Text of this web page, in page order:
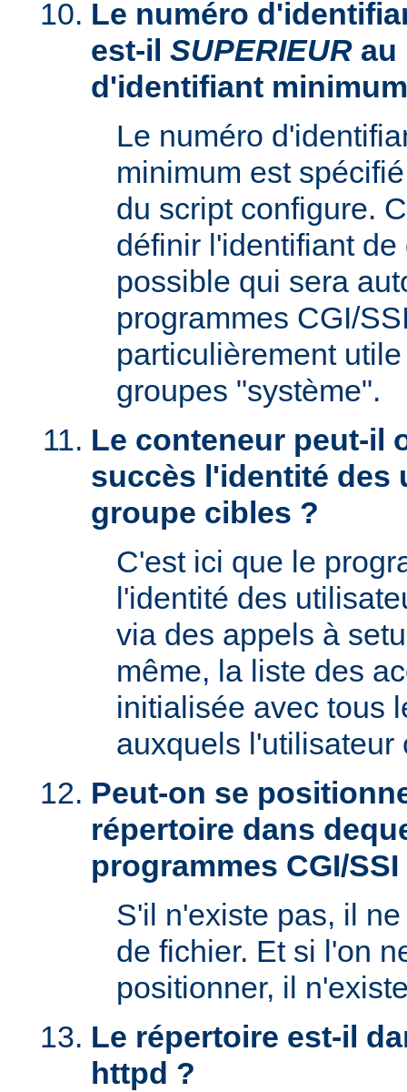
Le numéro
est-il SUPERIEUR au
d'identifiant
Le numéro
minimum est
du script configure.
définir l'identifiant
possible qui sera
programmes CGI/
particulièrement
groupes "système".
Le conteneur peut-il
succès l'identité des
groupe cibles ?
C'est ici que le
l'identité des
via des appels à
même, la liste des
initialisée avec tous
auxquels l'utilisateur
Peut-on se
répertoire dans
programmes CGI/SSI
S'il n'existe pas, il
de fichier. Et si l'on
positionner, il
Le répertoire est-il
httpd ?